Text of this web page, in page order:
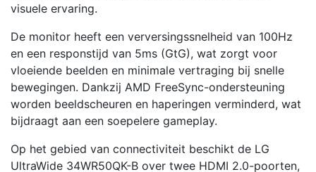
visuele ervaring.
De monitor heeft een verversingssnelheid van 100Hz
en een responstijd van 5ms (GtG), wat zorgt voor
vloeiende beelden en minimale vertraging bij snelle
bewegingen. Dankzij AMD FreeSync-ondersteuning
worden beeldscheuren en haperingen verminderd, wat
bijdraagt aan een soepelere gameplay.
Op het gebied van connectiviteit beschikt de LG
UltraWide 34WR50QK-B over twee HDMI 2.0-poorten,